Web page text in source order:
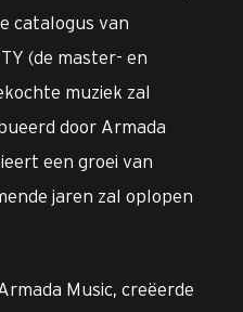
catalogus van
(de master- en
muziek zal
door Armada
een groei van
jaren zal oplopen
Music, creëerde